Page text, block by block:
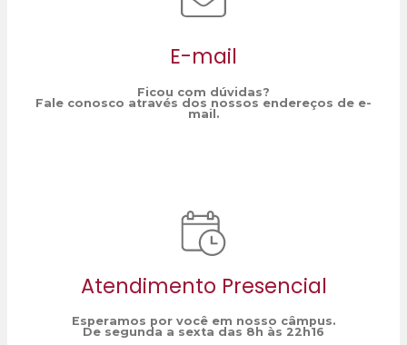
E-mail
Ficou com dúvidas?
Fale conosco através dos nossos endereços de e-
mail.
Atendimento Presencial
Esperamos por você em nosso câmpus.
De segunda a sexta das 8h às 22h16